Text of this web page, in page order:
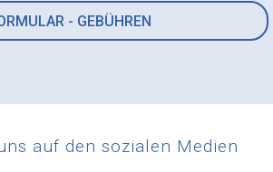
- GEBÜHREN
auf den sozialen Medien